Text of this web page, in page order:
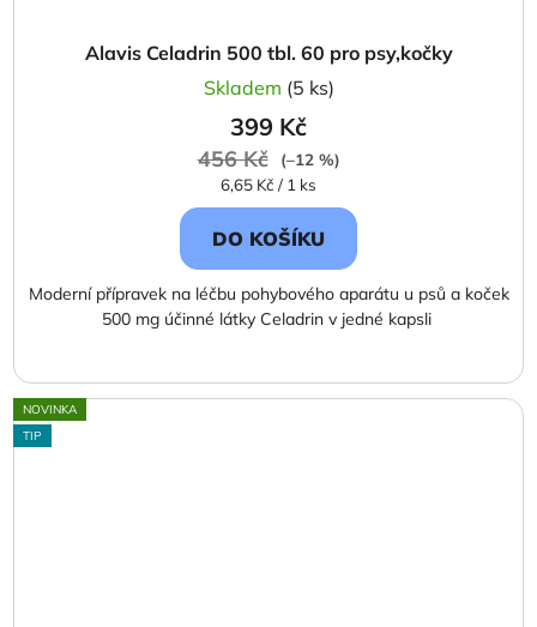
Alavis Celadrin 500 tbl. 60 pro psy,kočky
Skladem (5 ks)
399 Kč
456 Kč
(–12 %)
Měrná
cena:
6,65 Kč / 1 ks
DO KOŠÍKU
Moderní přípravek na léčbu pohybového aparátu u psů a koček
500 mg účinné látky Celadrin v jedné kapsli
NOVINKA
TIP